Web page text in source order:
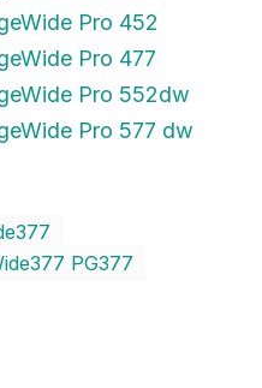
Pro 452
Pro 477
Pro 552dw
Pro 577 dw
PG377